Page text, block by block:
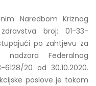
Naredbom Kriznog
broj: 01-33-
po zahtjevu za
nadzora Federalnog
20 od 30.10.2020.
poslove je tokom